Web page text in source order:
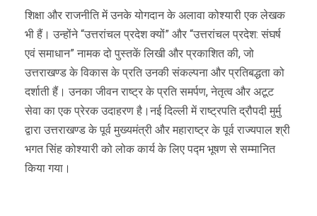
शिक्षा और राजनीति में उनके योगदान के अलावा कोश्यारी एक लेखक
भी हैं। उन्होंने “उत्तरांचल प्रदेश क्यों” और “उत्तरांचल प्रदेश: संघर्ष
एवं समाधान” नामक दो पुस्तकें लिखी और प्रकाशित की, जो
उत्तराखण्ड के विकास के प्रति उनकी संकल्‍पना और प्रतिबद्धता को
दर्शाती हैं। उनका जीवन राष्ट्र के प्रति समर्पण, नेतृत्व और अटूट
सेवा का एक प्रेरक उदाहरण है।नई दिल्ली में राष्ट्रपति द्रौपदी मुर्मु
द्वारा उत्तराखण्ड के पूर्व मुख्यमंत्री और महाराष्ट्र के पूर्व राज्यपाल श्री
भगत सिंह कोश्यारी को लोक कार्य के लिए पद्म भूषण से सम्मानित
किया गया।